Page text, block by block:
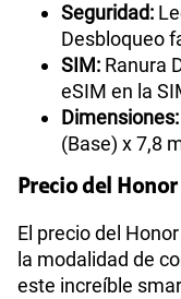
Seguridad:
Desbloqueo
SIM: Ranura
eSIM en la
Dimensiones:
(Base) x 7,8
Precio del
El precio del
la modalidad de
este increíble